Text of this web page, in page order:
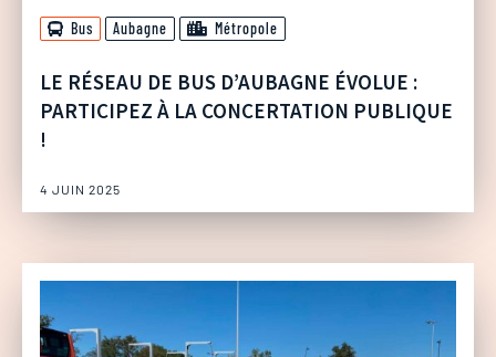
Bus Aubagne Métropole
LE RÉSEAU DE BUS D’AUBAGNE ÉVOLUE :
PARTICIPEZ À LA CONCERTATION PUBLIQUE
!
4 JUIN 2025